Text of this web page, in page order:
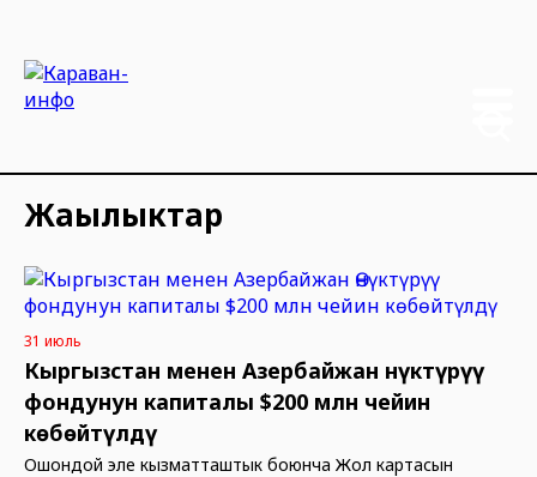
Жаңылыктар
31 июль
Кыргызстан менен Азербайжан Өнүктүрүү
фондунун капиталы $200 млн чейин
көбөйтүлдү
Ошондой эле кызматташтык боюнча Жол картасын